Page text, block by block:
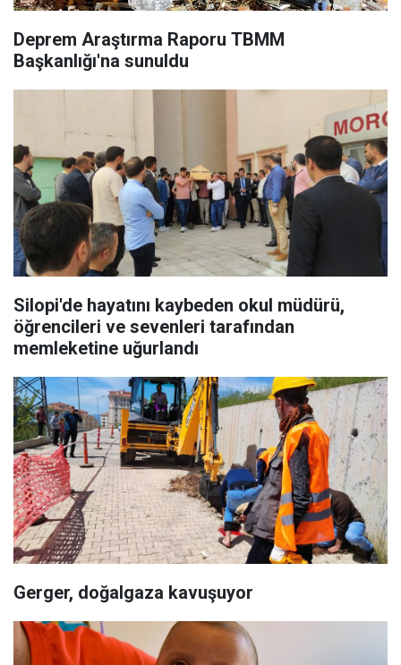
Deprem Araştırma Raporu TBMM
Başkanlığı'na sunuldu
Silopi'de hayatını kaybeden okul müdürü,
öğrencileri ve sevenleri tarafından
memleketine uğurlandı
Gerger, doğalgaza kavuşuyor